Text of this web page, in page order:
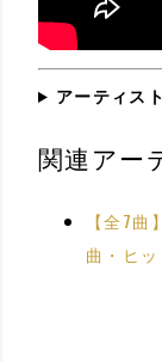
アーティス
関連アー
【全7
曲・ヒ